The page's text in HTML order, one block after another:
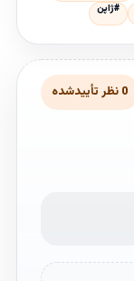
#ژاپن
0 نظر تأییدشده